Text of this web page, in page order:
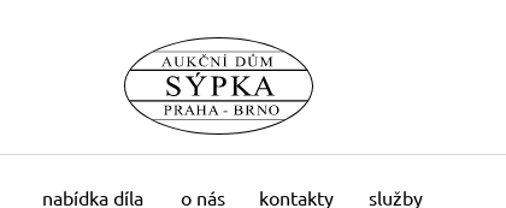
nabídka díla o nás kontakty služby